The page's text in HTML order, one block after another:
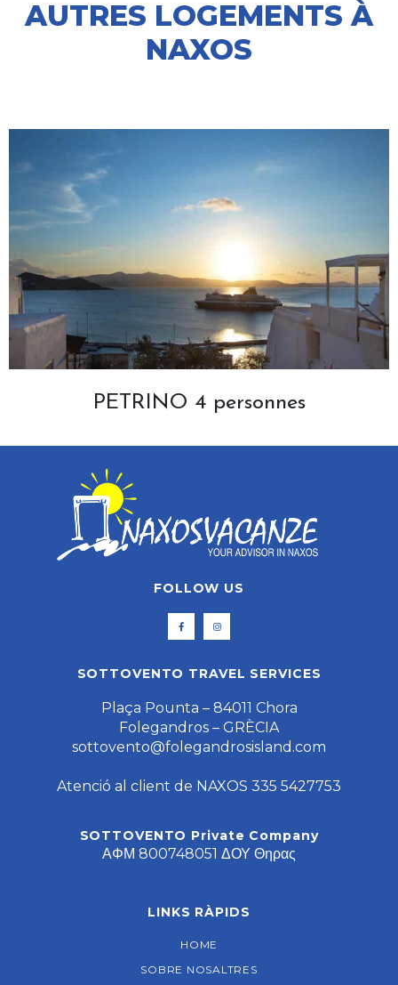
AUTRES LOGEMENTS À
NAXOS
PETRINO 4 personnes
FOLLOW US
SOTTOVENTO TRAVEL SERVICES
Plaça Pounta – 84011 Chora
Folegandros – GRÈCIA
sottovento@folegandrosisland.com
Atenció al client de NAXOS 335 5427753
SOTTOVENTO Private Company
ΑΦΜ 800748051 ΔΟΥ Θηρας
LINKS RÀPIDS
HOME
SOBRE NOSALTRES